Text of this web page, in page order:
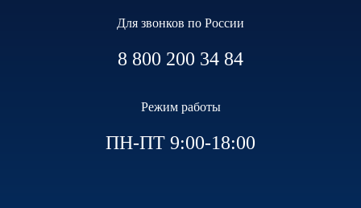
Для звонков по России
8 800 200 34 84
Режим работы
ПН-ПТ 9:00-18:00